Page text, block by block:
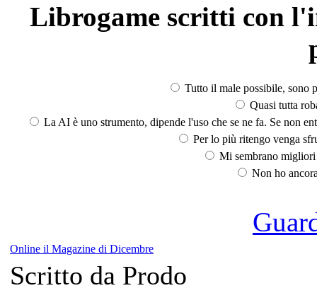
Librogame scritti con
Tutto il male possibile, sono
Quasi tutta
La AI è uno strumento, dipende l'uso che se ne fa. Se non
Per lo più ritengo venga
Mi sembrano
Non ho
Online il Magazine di Dicembre
Scritto da Prodo